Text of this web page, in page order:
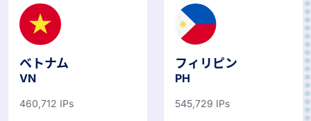
ベトナム
VN
460,712 IPs
フィリピン
PH
545,729 IPs